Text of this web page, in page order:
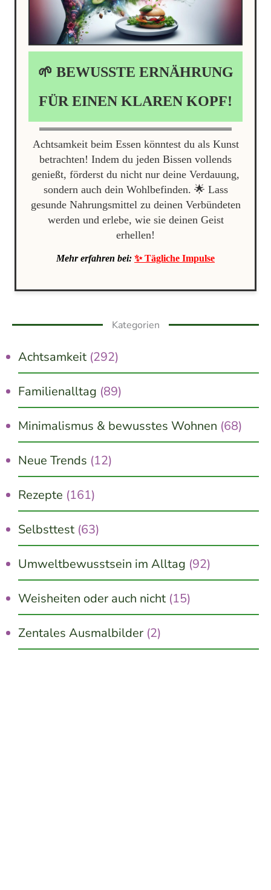
🌱 BEWUSSTE ERNÄHRUNG
FÜR EINEN KLAREN KOPF!
Achtsamkeit beim Essen könntest du als Kunst
betrachten! Indem du jeden Bissen vollends
genießt, förderst du nicht nur deine Verdauung,
sondern auch dein Wohlbefinden. 🌟 Lass
gesunde Nahrungsmittel zu deinen Verbündeten
werden und erlebe, wie sie deinen Geist
erhellen!
Mehr erfahren bei: ✨ Tägliche Impulse
Kategorien
Achtsamkeit (292)
Familienalltag (89)
Minimalismus & bewusstes Wohnen (68)
Neue Trends (12)
Rezepte (161)
Selbsttest (63)
Umweltbewusstsein im Alltag (92)
Weisheiten oder auch nicht (15)
Zentales Ausmalbilder (2)